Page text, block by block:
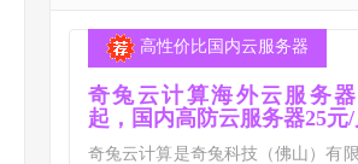
高性价比国内云服务器
奇兔云计算海外云服务器
起，国内高防云服务器25元
奇兔云计算是奇兔科技（佛山）有